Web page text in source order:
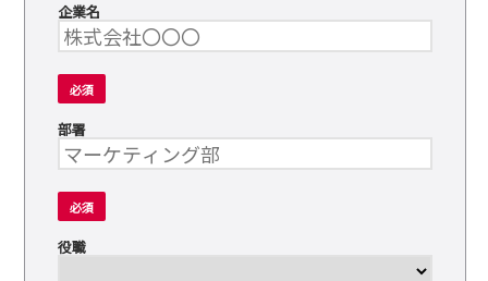
企業名
必須
部署
必須
役職